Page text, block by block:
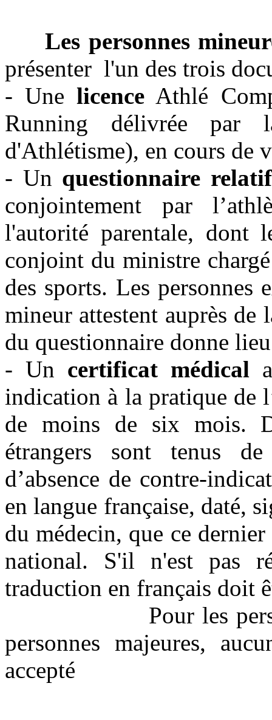
Les personnes
présenter l'un des trois
- Unelicence Athlé
Running délivrée par
d'Athlétisme), en cours de
- Un questionnaire
conjointement par
l'autorité parentale, dont
conjoint du ministre
des sports. Les personnes
mineur attestent auprès de
du questionnaire donne
- Un certificat médical
indication à la pratique de
de moins de six mois.
étrangers sont tenus
d’absence de contre-
en langue française, daté,
du médecin, que ce
national. S'il n'est pas
traduction en français doit
Pour les personnes
personnes majeures,
accepté